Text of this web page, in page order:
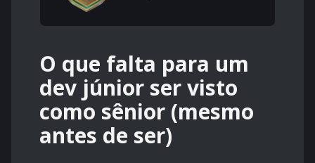
O que falta para um
dev júnior ser visto
como sênior (mesmo
antes de ser)